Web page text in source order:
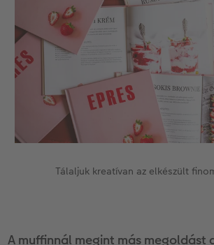
Tálaljuk kreatívan az elkészült
A muffinnál megint más megoldást